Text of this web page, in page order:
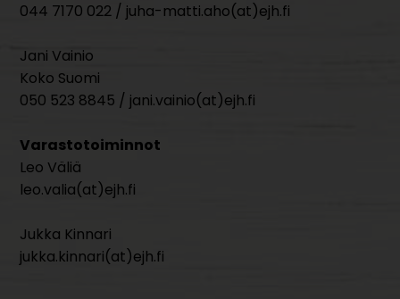
044 7170 022 / juha-matti.aho(at)ejh.fi
Jani Vainio
Koko Suomi
050 523 8845 / jani.vainio(at)ejh.fi
Varastotoiminnot
Leo Väliä
leo.valia(at)ejh.fi
Jukka Kinnari
jukka.kinnari(at)ejh.fi